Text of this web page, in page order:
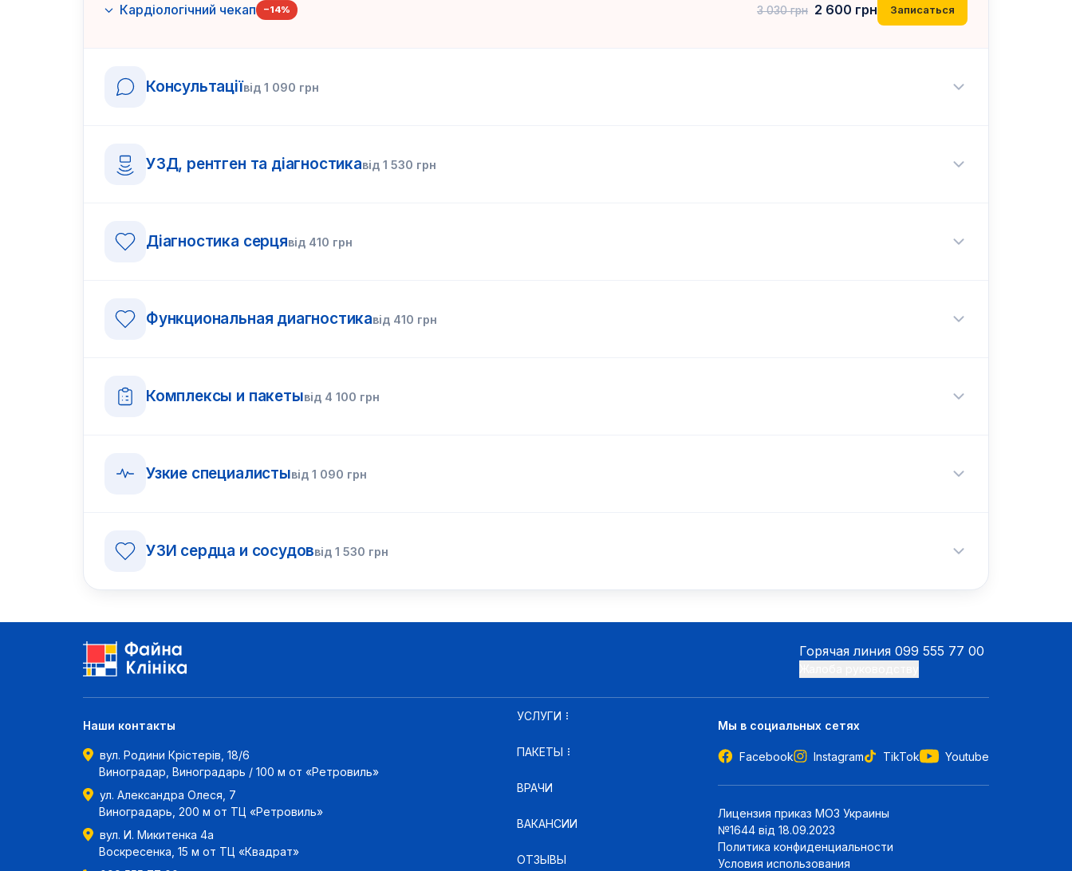
Кардіологічний чекап −14% 3 030грн 2 600 грн Записаться
Консультаціївід 1 090 грн
УЗД, рентген та діагностикавід 1 530 грн
Діагностика серцявід 410 грн
Функциональная диагностикавід 410 грн
Комплексы и пакетывід 4 100 грн
Узкие специалистывід 1 090 грн
УЗИ сердца и сосудоввід1 530 грн
Горячая линия 099 555 77 00
Наши контакты
вул. Родини Крістерів, 18/6
Виноградар, Виноградарь / 100 м от «Ретровиль»
ул. Александра Олеся, 7
Виноградарь, 200 м от ТЦ «Ретровиль»
вул. И. Микитенка 4а
Воскресенка, 15 м от ТЦ «Квадрат»
УСЛУГИ
ПАКЕТЫ
ВРАЧИ
ВАКАНСИИ
ОТЗЫВЫ
Мы в социальных сетях
Facebook Instagram TikTok Youtube
Лицензия приказ МОЗ Украины
№1644 від 18.09.2023
Политика конфиденциальности
Условия использования